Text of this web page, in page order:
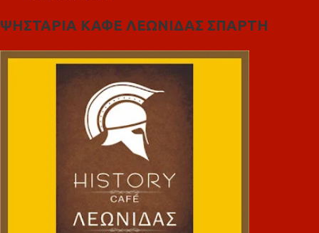
ΨΗΣΤΑΡΙΑ ΚΑΦΕ ΛΕΩΝΙΔΑΣ ΣΠΑΡΤΗ